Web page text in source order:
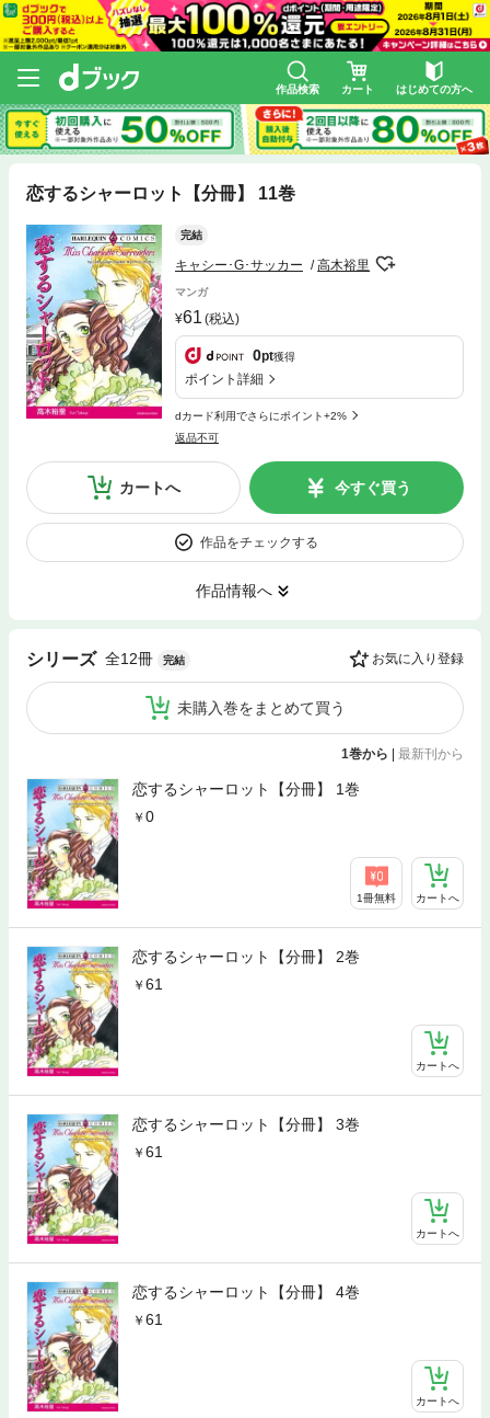
作品検索 カート はじめての方へ
恋するシャーロット【分冊】 11巻
完結
キャシー･G･サッカー 高木裕里
マンガ
61 (税込)
0pt獲得
ポイント詳細
dカード利用でさらにポイント+2%
返品不可
カートへ 今すぐ買う
作品をチェックする
作品情報へ
シリーズ 全12冊 完結 お気に入り登録
未購入巻をまとめて買う
1巻から 最新刊から
恋するシャーロット【分冊】 1巻
0
1冊無料 カートへ
恋するシャーロット【分冊】 2巻
61
カートへ
恋するシャーロット【分冊】 3巻
61
カートへ
恋するシャーロット【分冊】 4巻
61
カートへ